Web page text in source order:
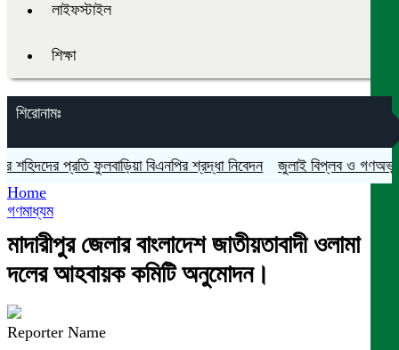
লাইফস্টাইল
শিক্ষা
শিরোনামঃ
প্রতি ফুলবাড়িয়া বিএনপির শ্রদ্ধা নিবেদন জুলাই বিপ্লব ও গণঅভ্যুত্থান
Home
গণমাধ্যম
মাদারীপুর জেলার বাংলাদেশ জাতীয়তাবাদী ওলামা
দলের আহবায়ক কমিটি অনুমোদন।
Reporter Name